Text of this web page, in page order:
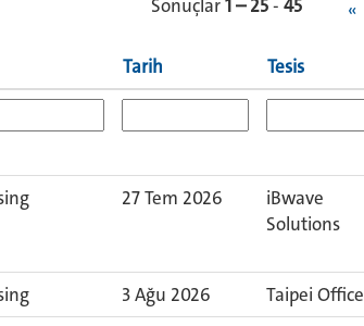
Sonuçlar1 – 25- 45 «
Tarih Tesis
27 Tem 2026
iBwave
Solutions
3 Ağu 2026
Taipei Office